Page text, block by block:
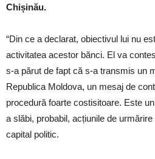
Chișinău.
“Din ce a declarat, obiectivul lui nu
activitatea acestor bănci. El va
s-a părut de fapt că s-a transmis un
Republica Moldova, un mesaj de
procedură foarte costisitoare. Este
a slăbi, probabil, acțiunile de
capital politic.